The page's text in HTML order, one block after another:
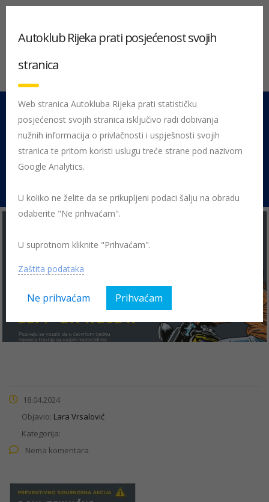
051 212 442 Centrala
Pon - Pet 08:00 - 16:00
Rujevica 9/1, 51000 Rijeka
Početna Posljednje objavljene novosti
18.04.2024
Objavio: Lara Vrsalović
Kategorija:
Nema komentara
Autoklub Rijeka prati posjećenost svojih
stranica
Web stranica Autokluba Rijeka prati statističku
posjećenost svojih stranica isključivo radi dobivanja
nužnih informacija o privlačnosti i uspješnosti svojih
stranica te pritom koristi uslugu treće strane pod nazivom
Google Analytics.
U koliko ne želite da se prikupljeni podaci šalju na obradu
odaberite "Ne prihvaćam".
U suprotnom kliknite "Prihvaćam".
Zaštita podataka
Ne prihvaćam Prihvaćam